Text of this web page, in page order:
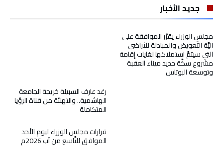
جديد الأخبار
رغد عارف السبيلة خريجة الجامعة
الهاشمية.. والتهنئة من قناة الرؤيا
المتكاملة
مجلس الوزراء يقرِّر الموافقة على
آليَّة التَّعويض والمبادلة للأراضي
التي سيتمَّ استملاكها لغايات إقامة
مشروع سكَّة حديد ميناء العقبة
وتوسعة البوتاس
قرارات مجلس الوزراء ليوم الأحد
الموافق للتَّاسع من آب 2026م